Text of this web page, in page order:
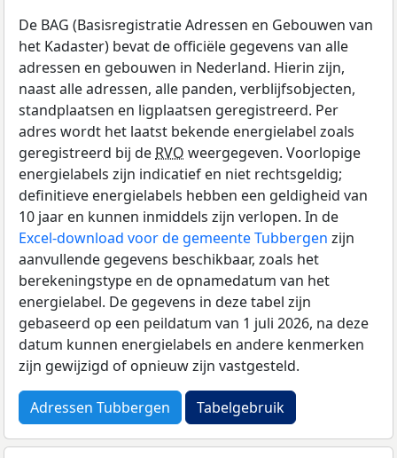
De BAG (Basisregistratie Adressen en Gebouwen van
het Kadaster) bevat de officiële gegevens van alle
adressen en gebouwen in Nederland. Hierin zijn,
naast alle adressen, alle panden, verblijfsobjecten,
standplaatsen en ligplaatsen geregistreerd. Per
adres wordt het laatst bekende energielabel zoals
geregistreerd bij de RVO weergegeven. Voorlopige
energielabels zijn indicatief en niet rechtsgeldig;
definitieve energielabels hebben een geldigheid van
10 jaar en kunnen inmiddels zijn verlopen. In de
Excel-download voor de gemeente Tubbergen zijn
aanvullende gegevens beschikbaar, zoals het
berekeningstype en de opnamedatum van het
energielabel. De gegevens in deze tabel zijn
gebaseerd op een peildatum van 1 juli 2026, na deze
datum kunnen energielabels en andere kenmerken
zijn gewijzigd of opnieuw zijn vastgesteld.
Adressen Tubbergen Tabelgebruik